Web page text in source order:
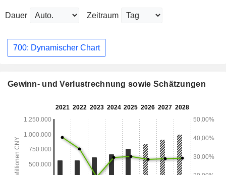
Dauer Zeitraum
700: Dynamischer Chart
Gewinn- und Verlustrechnung sowie Schätzungen